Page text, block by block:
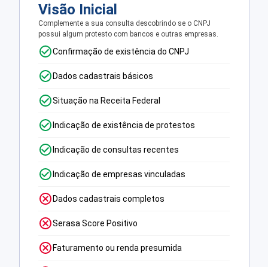
Visão Inicial
Complemente a sua consulta descobrindo se o CNPJ
possui algum protesto com bancos e outras empresas.
Confirmação de existência do CNPJ
Dados cadastrais básicos
Situação na Receita Federal
Indicação de existência de protestos
Indicação de consultas recentes
Indicação de empresas vinculadas
Dados cadastrais completos
Serasa Score Positivo
Faturamento ou renda presumida